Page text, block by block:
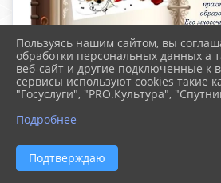
10 февраля исполняется
рождения немецкого
Пользуясь нашим сайтом, вы
обработки персональных данных а
веб-сайт и другие подключенные к
сервисы используют cookies такие
"Госуслуги", "PRO.Культура",
Подробнее
Подтверждаю